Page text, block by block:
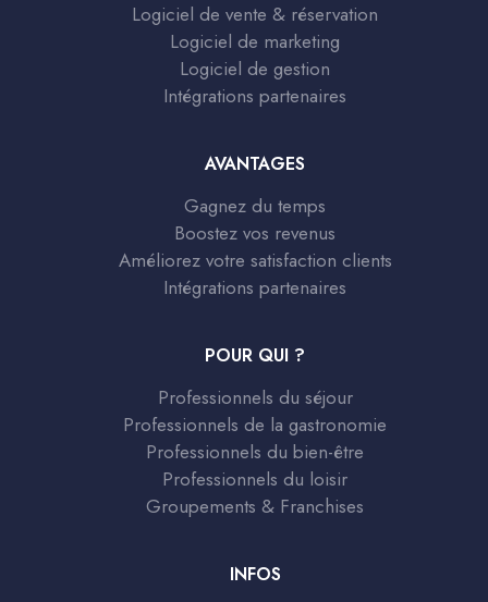
Logiciel de vente & réservation
Logiciel de marketing
Logiciel de gestion
Intégrations partenaires
AVANTAGES
Gagnez du temps
Boostez vos revenus
Améliorez votre satisfaction clients
Intégrations partenaires
POUR QUI ?
Professionnels du séjour
Professionnels de la gastronomie
Professionnels du bien-être
Professionnels du loisir
Groupements & Franchises
INFOS